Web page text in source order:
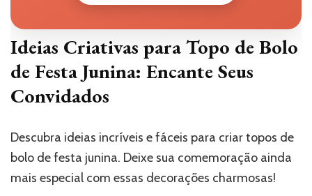
Ideias Criativas para Topo de Bolo
de Festa Junina: Encante Seus
Convidados
Descubra ideias incríveis e fáceis para criar topos de
bolo de festa junina. Deixe sua comemoração ainda
mais especial com essas decorações charmosas!